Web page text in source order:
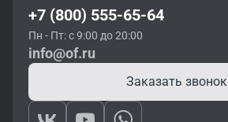
+7 (800) 555-65-64
Пн - Пт: с 9:00 до 20:00
info@of.ru
Заказать звонок